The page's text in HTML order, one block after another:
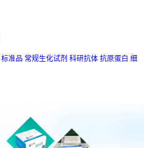
标准品 常规生化试剂 科研抗体 抗原蛋白 细